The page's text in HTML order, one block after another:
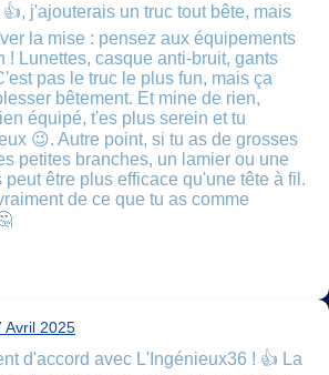
j'ajouterais un truc tout bête, mais
la mise : pensez aux équipements
! Lunettes, casque anti-bruit, gants
pas le truc le plus fun, mais ça
bêtement. Et mine de rien,
équipé, t'es plus serein et tu
😉. Autre point, si tu as de grosses
petites branches, un lamier ou une
peut être plus efficace qu'une tête à fil.
de ce que tu as comme
Avril 2025
d'accord avec L'Ingénieux36 ! 👍 La